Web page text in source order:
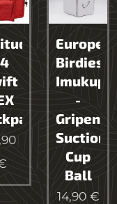
Birdies
-
Gripen
Suction
Cup
Ball
14,90€